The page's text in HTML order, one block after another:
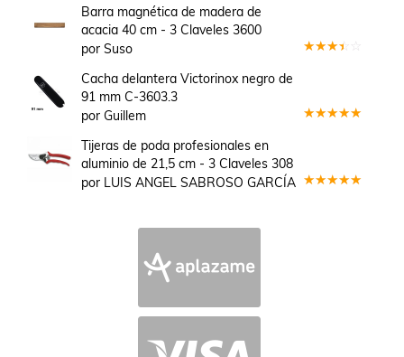
Barra magnética de madera de
acacia 40 cm - 3 Claveles 3600
por Suso
Cacha delantera Victorinox negro de
91 mm C-3603.3
por Guillem
Tijeras de poda profesionales en
aluminio de 21,5 cm - 3 Claveles 308
por LUIS ANGEL SABROSO GARCÍA